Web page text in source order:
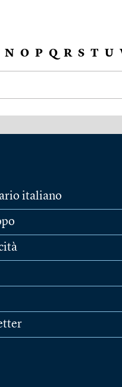
N O P Q R S T U
italiano